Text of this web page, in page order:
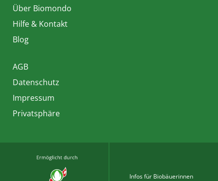
Über Biomondo
Hilfe & Kontakt
Blog
AGB
Datenschutz
Impressum
Privatsphäre
Infos für Biobäuerinnen